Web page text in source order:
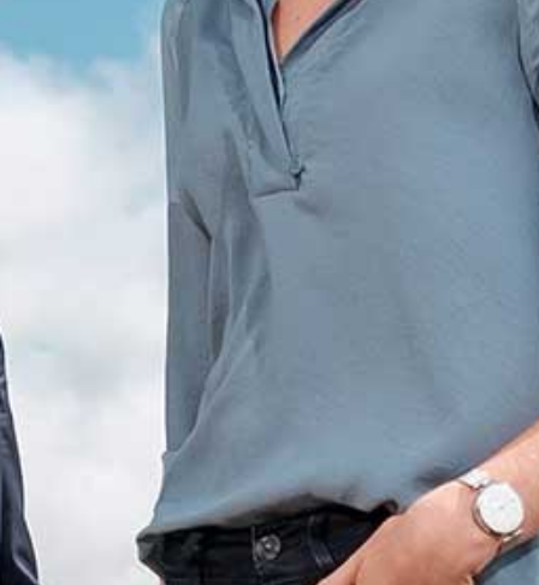
JOUW VERHAAL
PROGRAMMA INHOUD
SELECTIEPROCEDURE
JOUW TOEKOMST
INSCHRIJVEN
ONZE TRAINEES
ONZE ALUMNI
VACATURES